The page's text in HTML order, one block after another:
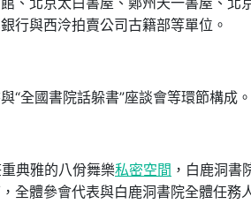
行與西泠拍賣公司古籍部等單位。
“全國書院話躲書”座談會等環節構成。
典雅的八佾舞樂私密空間 ，白鹿洞書
全體參會代表與白鹿洞書院全體任務